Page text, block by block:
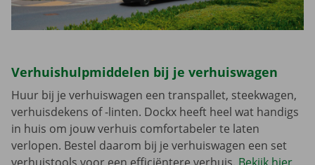
Verhuishulpmiddelen bij je verhuiswagen
Huur bij je verhuiswagen een transpallet, steekwagen,
verhuisdekens of -linten. Dockx heeft heel wat handigs
in huis om jouw verhuis comfortabeler te laten
verlopen. Bestel daarom bij je verhuiswagen een set